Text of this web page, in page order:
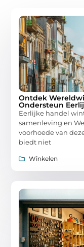
Ontdek
Ondersteun
Eerlijke handel
samenleving en
voorhoede van
biedt niet
Winkelen